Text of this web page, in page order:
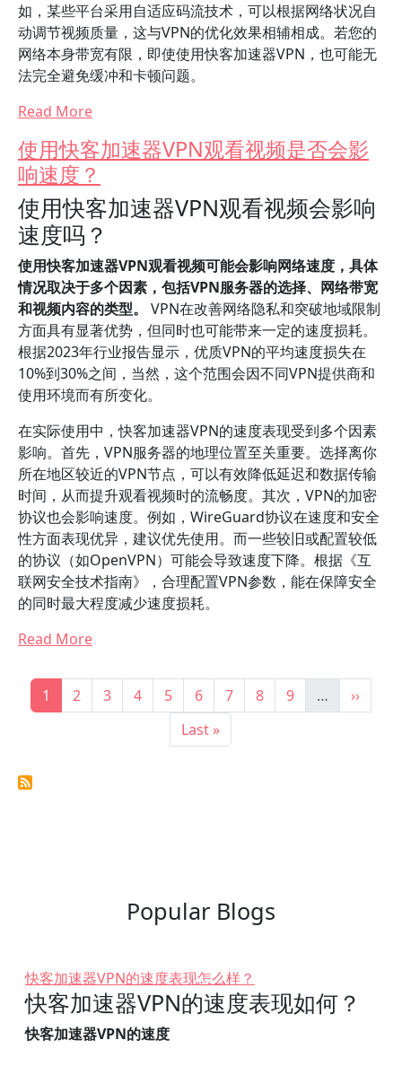
如，某些平台采用自适应码流技术，可以根据网络状况自
动调节视频质量，这与VPN的优化效果相辅相成。若您的
网络本身带宽有限，即使使用快客加速器VPN，也可能无
法完全避免缓冲和卡顿问题。
Read More
使用快客加速器VPN观看视频是否会影
响速度？
使用快客加速器VPN观看视频会影响
速度吗？
使用快客加速器VPN观看视频可能会影响网络速度，具体
情况取决于多个因素，包括VPN服务器的选择、网络带宽
和视频内容的类型。
VPN在改善网络隐私和突破地域限制
方面具有显著优势，但同时也可能带来一定的速度损耗。
根据2023年行业报告显示，优质VPN的平均速度损失在
10%到30%之间，当然，这个范围会因不同VPN提供商和
使用环境而有所变化。
在实际使用中，快客加速器VPN的速度表现受到多个因素
影响。首先，VPN服务器的地理位置至关重要。选择离你
所在地区较近的VPN节点，可以有效降低延迟和数据传输
时间，从而提升观看视频时的流畅度。其次，VPN的加密
协议也会影响速度。例如，WireGuard协议在速度和安全
性方面表现优异，建议优先使用。而一些较旧或配置较低
的协议（如OpenVPN）可能会导致速度下降。根据《互
联网安全技术指南》，合理配置VPN参数，能在保障安全
的同时最大程度减少速度损耗。
Read More
Pagination
Current page
1 Page
2 Page
3 Page
4 Page
5 Page
6 Page
7 Page
8 Page
9 … Next
››
Last page
Last »
Popular Blogs
快客加速器VPN的速度表现怎么样？
快客加速器VPN的速度表现如何？
快客加速器VPN的速度